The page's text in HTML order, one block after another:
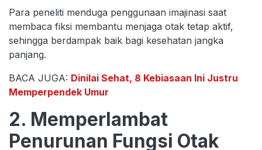
Para peneliti menduga penggunaan imajinasi saat
membaca fiksi membantu menjaga otak tetap aktif,
sehingga berdampak baik bagi kesehatan jangka
panjang.
BACA JUGA: Dinilai Sehat, 8 Kebiasaan Ini Justru
Memperpendek Umur
2. Memperlambat
Penurunan Fungsi Otak